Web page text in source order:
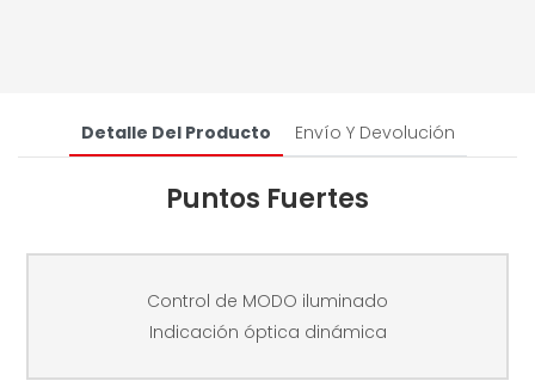
Detalle Del Producto Envío Y Devolución
Puntos Fuertes
Control de MODO iluminado
Indicación óptica dinámica